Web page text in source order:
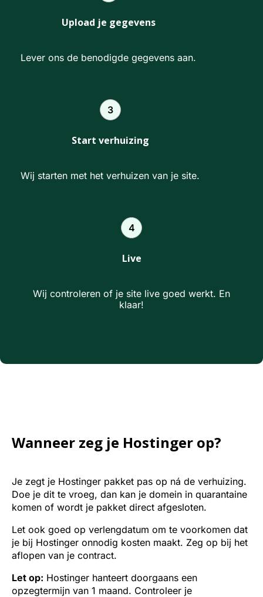
Upload je gegevens
Lever ons de benodigde gegevens aan.
3
Start verhuizing
Wij starten met het verhuizen van je site.
4
Live
Wij controleren of je site live goed werkt. En
klaar!
Wanneer zeg je Hostinger op?
Je zegt je Hostinger pakket pas op ná de verhuizing.
Doe je dit te vroeg, dan kan je domein in quarantaine
komen of wordt je pakket direct afgesloten.
Let ook goed op verlengdatum om te voorkomen dat
je bij Hostinger onnodig kosten maakt. Zeg op bij het
aflopen van je contract.
Let op: Hostinger hanteert doorgaans een
opzegtermijn van 1 maand. Controleer je